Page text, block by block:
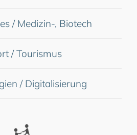
/ Medizin-, Biotech
/ Tourismus
/ Digitalisierung